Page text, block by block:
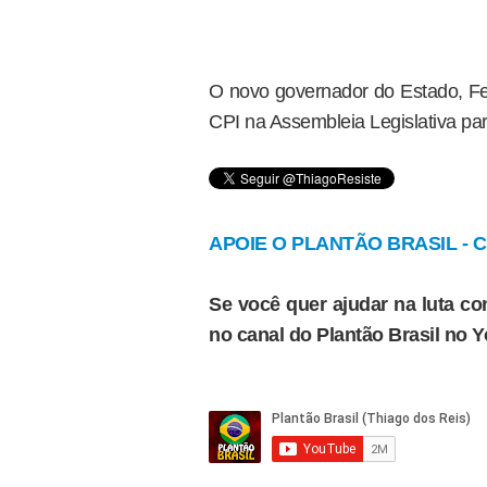
O novo governador do Estado,
CPI na Assembleia Legislativa
APOIE O PLANTÃO BRASIL -
Se você quer ajudar na luta
no canal do Plantão Brasil no